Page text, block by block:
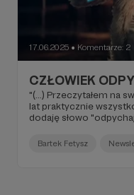
17.06.2025 ● Komentarze: 2
CZŁOWIEK
"(...) Przeczytałem na
lat praktycznie
dodaję słowo
zdecydowała się
jak zawsze w Polsce,
Bartek Fetysz